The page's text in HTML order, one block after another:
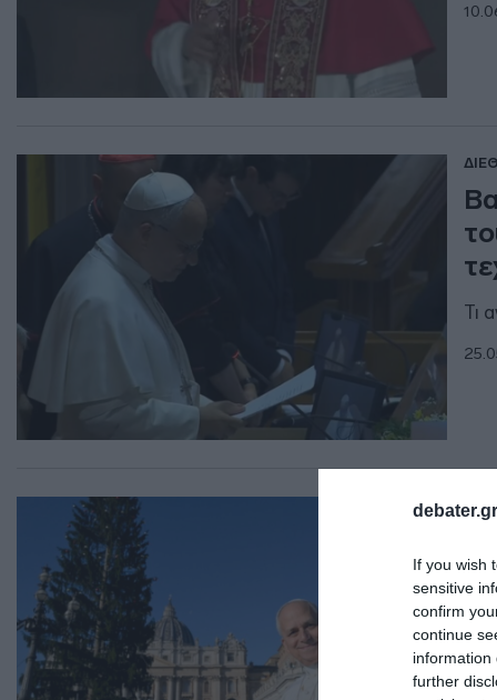
If you wish
sensitive
confirm
continue
information
further
Τι
To